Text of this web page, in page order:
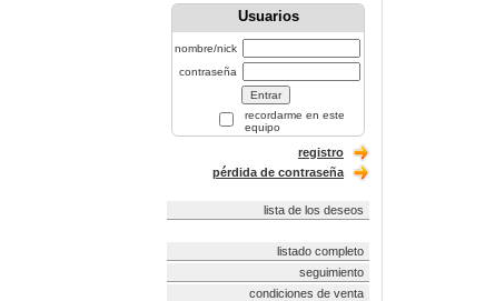
Usuarios
nombre/nick
contraseña
recordarme en este
equipo
registro
pérdida de contraseña
lista de los deseos
listado completo
seguimiento
condiciones de venta